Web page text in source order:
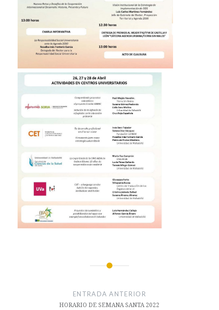
ENTRADA ANTERIOR
HORARIO DE SEMANA SANTA 2022